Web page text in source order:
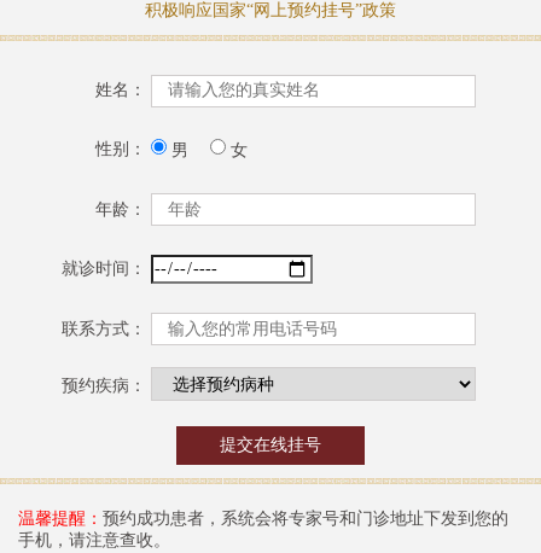
积极响应国家“网上预约挂号”政策
姓名：
性别： 男 女
年龄：
就诊时间：
联系方式：
预约疾病：
温馨提醒： 预约成功患者，系统会将专家号和门诊地址下发到您的
手机，请注意查收。